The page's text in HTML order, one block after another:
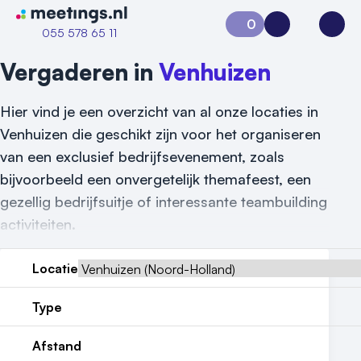
Naar home van Meetings
055 578 65 11
0
Aanvraag 0Inloggen
Vergaderen in Venhuizen
Hier vind je een overzicht van al onze locaties in
Venhuizen die geschikt zijn voor het organiseren
van een exclusief bedrijfsevenement, zoals
bijvoorbeeld een onvergetelijk themafeest, een
gezellig bedrijfsuitje of interessante teambuilding
activiteiten.
Locatie
Type
Afstand